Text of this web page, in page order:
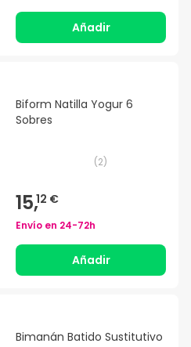
Añadir
Biform Natilla Yogur 6
Sobres
(2)
15,12 €
Envío en 24-72h
Añadir
Bimanán Batido Sustitutivo